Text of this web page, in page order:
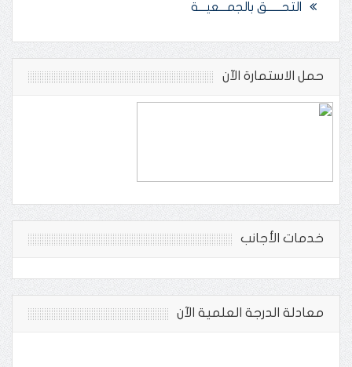
التحــــــق بالجمـــعيـــة
حمل الاستمارة الآن
خدمات الأجانب
معادلة الدرجة العلمية الآن